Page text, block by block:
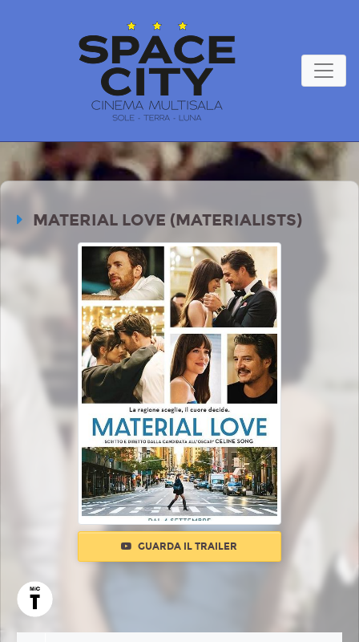
MATERIAL LOVE (MATERIALISTS)
GUARDA IL TRAILER